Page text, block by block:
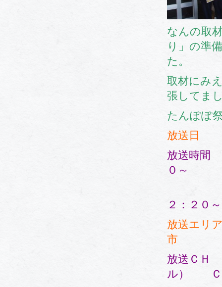
なんの取
り」の準
た。
取材にみ
張してま
たんぽぽ
放送日 ５
放送時
０～ １
２：２
放送エ
市
放送Ｃ
ル） Ｃ